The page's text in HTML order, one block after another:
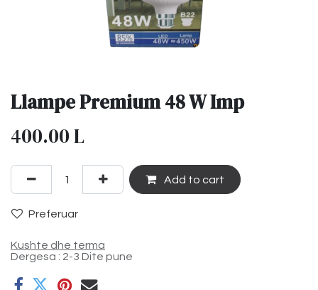
Llampe Premium 48 W Imp
400.00L
Add to cart
Preferuar
Kushte dhe terma
Dergesa : 2-3 Dite pune